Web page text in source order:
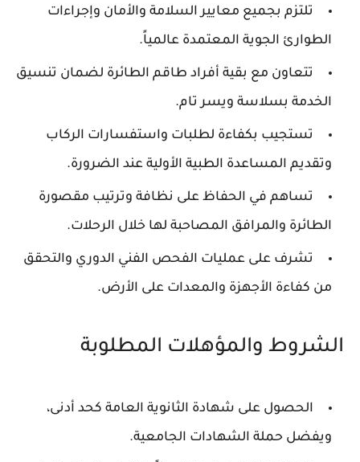
تلتزم بجميع معايير السلامة والأمان وإجراءات
الطوارئ الجوية المعتمدة عالمياً.
تتعاون مع بقية أفراد طاقم الطائرة لضمان تنسيق
الخدمة بسلاسة ويسر تام.
تستجيب بكفاءة لطلبات واستفسارات الركاب
وتقديم المساعدة الطبية الأولية عند الضرورة.
تساهم في الحفاظ على نظافة وترتيب مقصورة
الطائرة والمرافق المصاحبة لها خلال الرحلات.
تشرف على عمليات الفحص الفني الدوري والتحقق
من كفاءة الأجهزة والمعدات على الأرض.
الشروط والمؤهلات المطلوبة
الحصول على شهادة الثانوية العامة كحد أدنى،
ويفضل حملة الشهادات الجامعية.